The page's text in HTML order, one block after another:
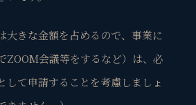
大きな金額を占めるので、事業に
ZOOM会議等をするなど）は、必
して申請することを考慮しましょ